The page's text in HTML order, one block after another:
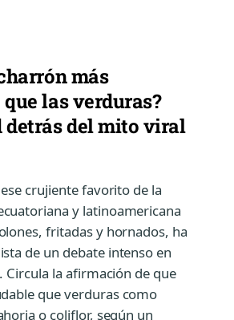
más
las verduras?
detrás del mito viral
crujiente favorito de la
y latinoamericana
fritadas y hornados, ha
de un debate intenso en
Circula la afirmación de que
que verduras como
o coliflor, según un